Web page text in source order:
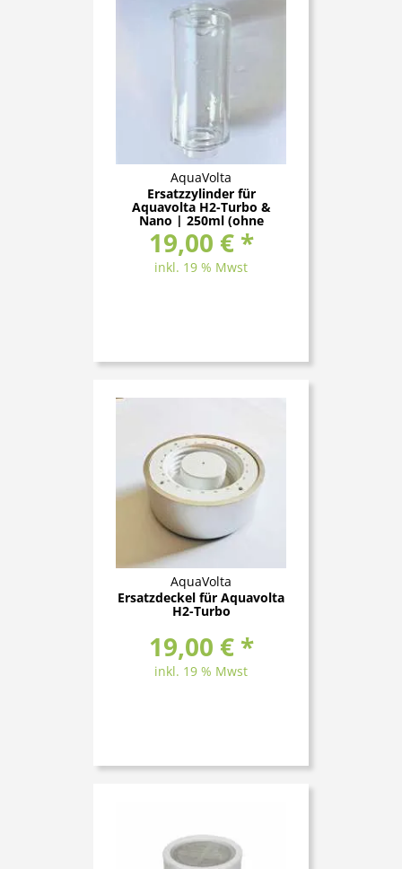
AquaVolta
Ersatzzylinder für
Aquavolta H2-Turbo &
Nano | 250ml (ohne
Deckel)
19,00 € *
inkl. 19 % Mwst
AquaVolta
Ersatzdeckel für Aquavolta
H2-Turbo
19,00 € *
inkl. 19 % Mwst